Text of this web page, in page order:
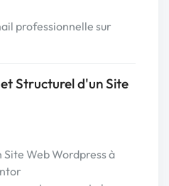
professionnelle sur
Structurel d'un Site
Web Wordpress à